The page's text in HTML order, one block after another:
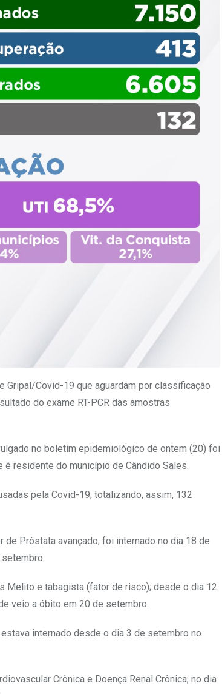
Covid-19 que aguardam por classificação
do exame RT-PCR das amostras
no boletim epidemiológico de ontem (20) foi
residente do município de Cândido Sales.
pela Covid-19, totalizando, assim, 132
Próstata avançado; foi internado no dia 18 de
Melito e tabagista (fator de risco); desde o dia 12
veio a óbito em 20 de setembro.
internado desde o dia 3 de setembro no
Crônica e Doença Renal Crônica; no dia